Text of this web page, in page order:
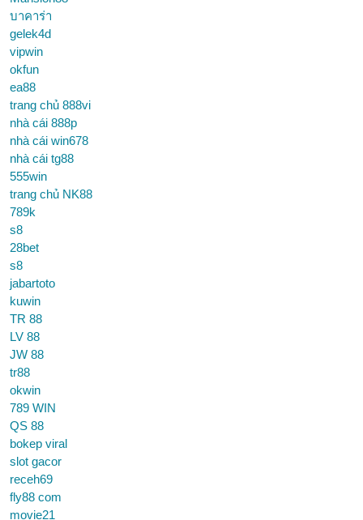
บาคาร่า
gelek4d
vipwin
okfun
ea88
trang chủ 888vi
nhà cái 888p
nhà cái win678
nhà cái tg88
555win
trang chủ NK88
789k
s8
28bet
s8
jabartoto
kuwin
TR 88
LV 88
JW 88
tr88
okwin
789 WIN
QS 88
bokep viral
slot gacor
receh69
fly88 com
movie21